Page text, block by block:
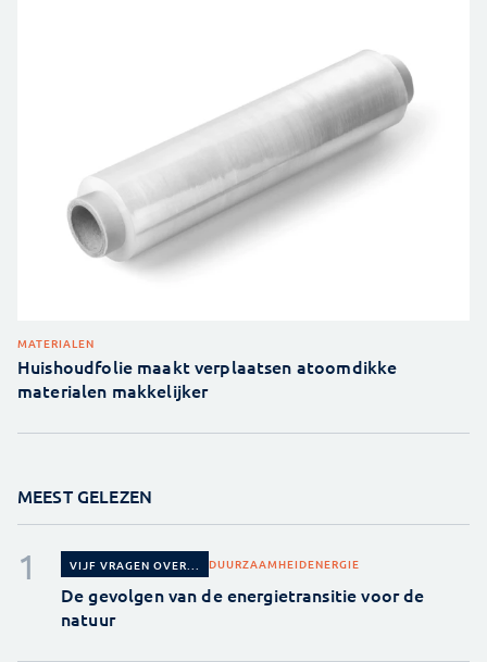
MATERIALEN
Huishoudfolie maakt verplaatsen atoomdikke
materialen makkelijker
MEEST GELEZEN
VIJF VRAGEN OVER... DUURZAAMHEIDENERGIE
De gevolgen van de energietransitie voor de
natuur